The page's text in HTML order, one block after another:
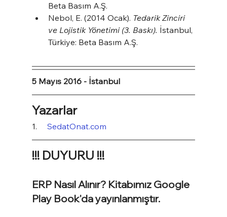
Beta Basım A.Ş.
Nebol, E. (2014 Ocak). Tedarik Zinciri
ve Lojistik Yönetimi (3. Baskı). İstanbul,
Türkiye: Beta Basım A.Ş.
5 Mayıs 2016 - İstanbul
Yazarlar
1. SedatOnat.com
!!! DUYURU !!!
ERP Nasıl Alınır? Kitabımız Google
Play Book'da yayınlanmıştır.